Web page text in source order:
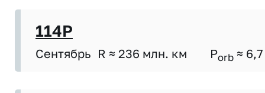
114P
Сентябрь R ≈ 236 млн. км Porb ≈ 6,7